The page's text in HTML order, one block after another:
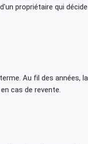
propriétaire qui décide
Au fil des années, la
cas de revente.